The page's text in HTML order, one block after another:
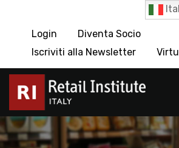
Login
Diventa Socio
Iscriviti alla Newsletter